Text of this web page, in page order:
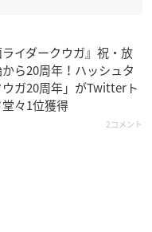
ライダークウガ』祝・放
ら20周年！ハッシュタ
ガ20周年」がTwitterト
堂々1位獲得
2コメント